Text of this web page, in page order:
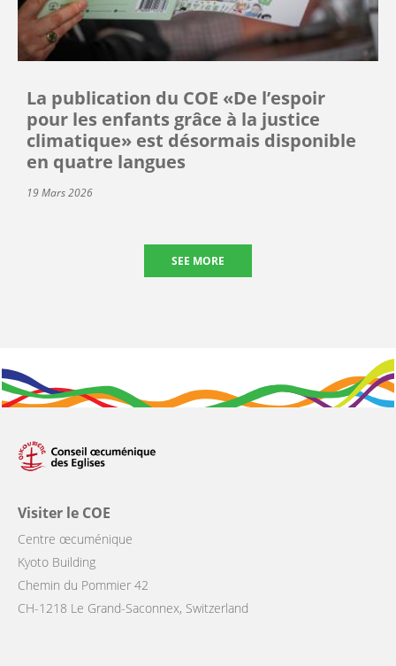
La publication du COE «De l’espoir
pour les enfants grâce à la justice
climatique» est désormais disponible
en quatre langues
19 Mars 2026
SEE MORE
Visiter le COE
Centre œcuménique
Kyoto Building
Chemin du Pommier 42
CH-1218 Le Grand-Saconnex, Switzerland